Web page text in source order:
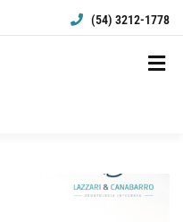
(54) 3212-1778